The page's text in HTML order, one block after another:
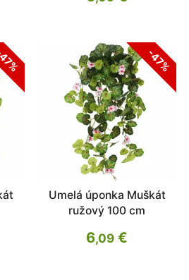
-47%
Umelá úponka Muškát
ružový 100 cm
6,09 €